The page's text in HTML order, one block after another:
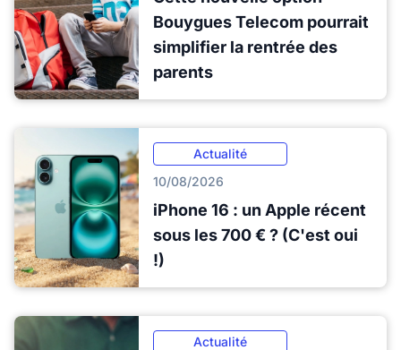
Bouygues Telecom pourrait
simplifier la rentrée des
parents
Actualité
10/08/2026
iPhone 16 : un Apple récent
sous les 700 € ? (C'est oui
!)
Actualité